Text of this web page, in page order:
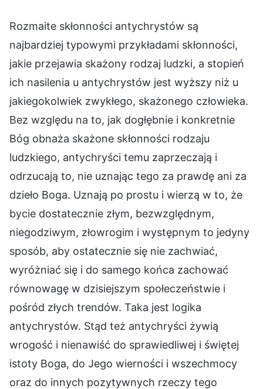
Rozmaite skłonności antychrystów są
najbardziej typowymi przykładami skłonności,
jakie przejawia skażony rodzaj ludzki, a stopień
ich nasilenia u antychrystów jest wyższy niż u
jakiegokolwiek zwykłego, skażonego człowieka.
Bez względu na to, jak dogłębnie i konkretnie
Bóg obnaża skażone skłonności rodzaju
ludzkiego, antychryści temu zaprzeczają i
odrzucają to, nie uznając tego za prawdę ani za
dzieło Boga. Uznają po prostu i wierzą w to, że
bycie dostatecznie złym, bezwzględnym,
niegodziwym, złowrogim i występnym to jedyny
sposób, aby ostatecznie się nie zachwiać,
wyróżniać się i do samego końca zachować
równowagę w dzisiejszym społeczeństwie i
pośród złych trendów. Taka jest logika
antychrystów. Stąd też antychryści żywią
wrogość i nienawiść do sprawiedliwej i świętej
istoty Boga, do Jego wierności i wszechmocy
oraz do innych pozytywnych rzeczy tego